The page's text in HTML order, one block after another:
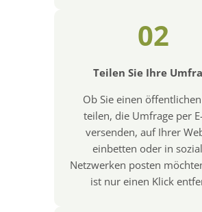
02
Teilen Sie Ihre
Ob Sie einen
teilen, die Umfrage per
versenden, auf Ihrer
einbetten oder in
Netzwerken posten
ist nur einen Klick